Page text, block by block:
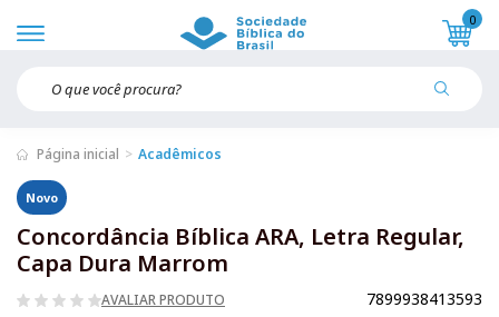
0
Página inicial Acadêmicos
Novo
Concordância Bíblica ARA, Letra Regular,
Capa Dura Marrom
AVALIAR PRODUTO 7899938413593